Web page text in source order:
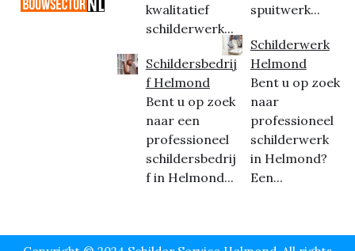
kwalitatief
schilderwerk...
Schildersbedrij
f Helmond
Bent u op zoek
naar een
professioneel
schildersbedrij
f in Helmond...
spuitwerk...
Schilderwerk
Helmond
Bent u op zoek
naar
professioneel
schilderwerk
in Helmond?
Een...